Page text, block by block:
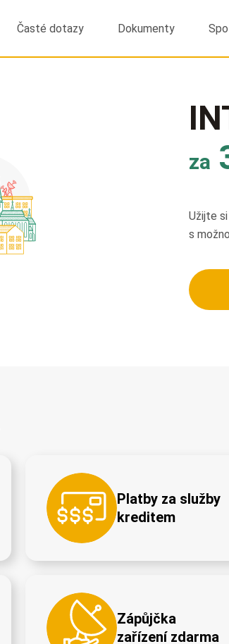
Časté dotazy Dokumenty
za
Užijte
s
Platby za služby
kreditem
Zápůjčka
zařízení zdarma